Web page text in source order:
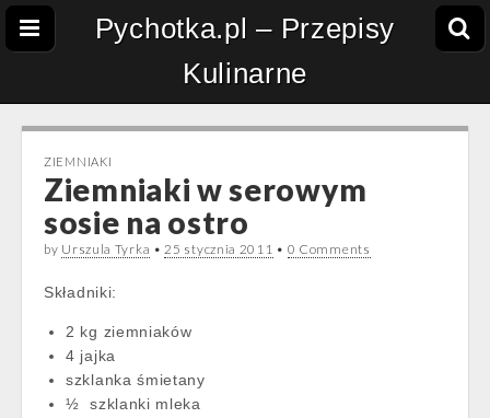
Pychotka.pl – Przepisy
Kulinarne
ZIEMNIAKI
Ziemniaki w serowym
sosie na ostro
by Urszula Tyrka •25 stycznia 2011 • 0 Comments
Składniki:
2 kg ziemniaków
4 jajka
szklanka śmietany
½ szklanki mleka